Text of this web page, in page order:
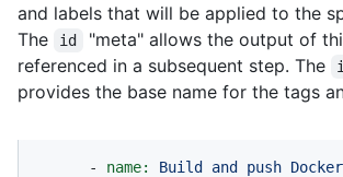
and labels that will be applied to the
The
id
"meta" allows the output of
referenced in a subsequent step. The
provides the base name for the tags
- name: Build and push Docker